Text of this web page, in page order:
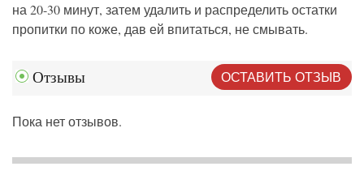
на 20-30 минут, затем удалить и распределить остатки
пропитки по коже, дав ей впитаться, не смывать.
Отзывы ОСТАВИТЬ ОТЗЫВ
Пока нет отзывов.